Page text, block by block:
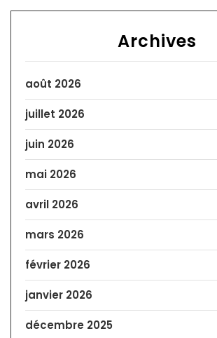
Archives
août 2026
juillet 2026
juin 2026
mai 2026
avril 2026
mars 2026
février 2026
janvier 2026
décembre 2025